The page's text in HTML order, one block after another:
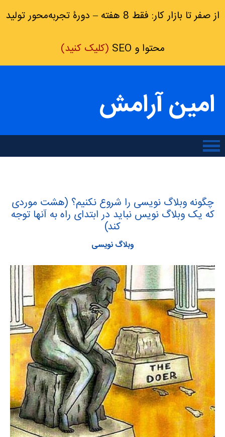
از صفر تا بازار کار: فقط 8 هفته – دورۀ تجربه‌محور تولید
محتوا و SEO (کلیک کنید)
امین آرامش
چگونه وبلاگ نویسی را شروع نکنیم؟ (هشت موردی
که یک وبلاگ نویس نباید در ابتدای راه به آنها توجه
کند)
وبلاگ نویسی